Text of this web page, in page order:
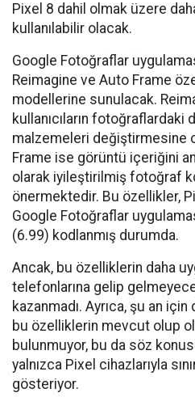
Pixel 8 dahil olmak üzere
kullanılabilir olacak.
Google Fotoğraflar
Reimagine ve Auto Frame
modellerine sunulacak.
kullanıcıların fotoğraflardaki
malzemeleri değiştirmesine
Frame ise görüntü içeriğini
olarak iyileştirilmiş fotoğraf
önermektedir. Bu özellikler,
Google Fotoğraflar
(6.99) kodlanmış durumda.
Ancak, bu özelliklerin daha
telefonlarına gelip
kazanmadı. Ayrıca, şu an
bu özelliklerin mevcut olup
bulunmuyor, bu da söz
yalnızca Pixel cihazlarıyla
gösteriyor.